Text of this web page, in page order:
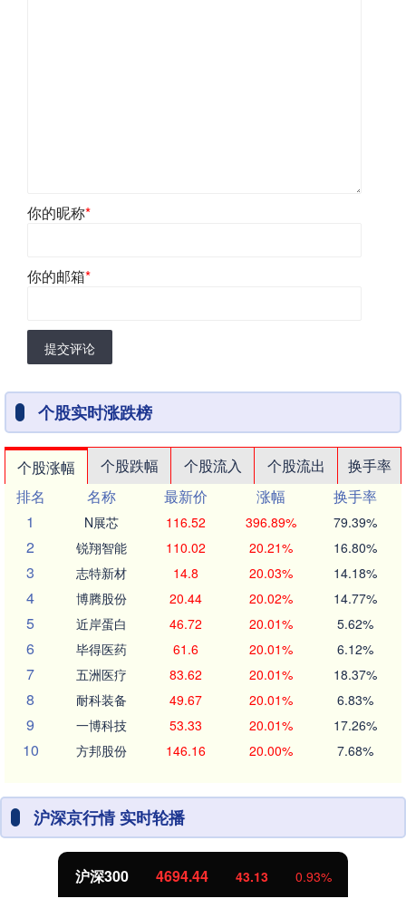
你的昵称*
你的邮箱*
提交评论
个股实时涨跌榜
个股涨幅 个股跌幅 个股流入 个股流出
换手率
排名
名称 最新价 涨幅
换手率
1
N展芯 116.52 396.89% 79.39%
2 锐翔智能 110.02 20.21% 16.80%
3 志特新材 14.8 20.03% 14.18%
4 博腾股份 20.44 20.02% 14.77%
5 近岸蛋白 46.72 20.01% 5.62%
6 毕得医药 61.6 20.01% 6.12%
7 五洲医疗 83.62 20.01% 18.37%
8 耐科装备 49.67 20.01% 6.83%
9 一博科技 53.33 20.01% 17.26%
10 方邦股份 146.16 20.00% 7.68%
沪深京行情 实时轮播
北证50 1134.24 11.37 1.01%